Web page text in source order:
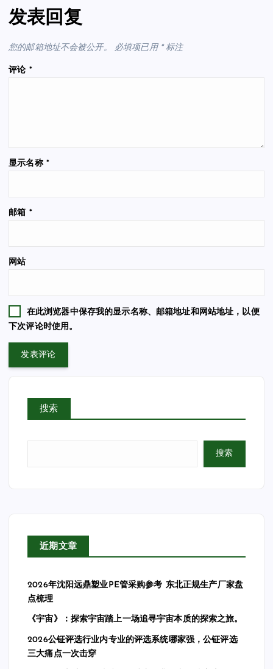
发表回复
您的邮箱地址不会被公开。 必填项已用 *标注
评论 *
显示名称 *
邮箱 *
网站
在此浏览器中保存我的显示名称、邮箱地址和网站地址，以便
下次评论时使用。
搜索
搜索
近期文章
2026年沈阳远鼎塑业PE管采购参考 东北正规生产厂家盘
点梳理
《宇宙》：探索宇宙踏上一场追寻宇宙本质的探索之旅。
2026公钲评选行业内专业的评选系统哪家强，公钲评选
三大痛点一次击穿